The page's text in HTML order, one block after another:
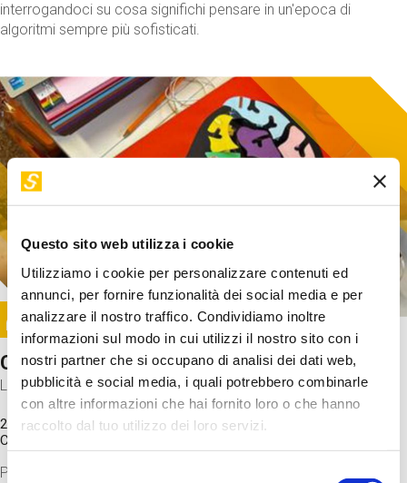
Questo sito web utilizza i cookie
Utilizziamo i cookie per personalizzare contenuti ed
annunci, per fornire funzionalità dei social media e per
analizzare il nostro traffico. Condividiamo inoltre
informazioni sul modo in cui utilizzi il nostro sito con i
nostri partner che si occupano di analisi dei dati web,
pubblicità e social media, i quali potrebbero combinarle
con altre informazioni che hai fornito loro o che hanno
raccolto dal tuo utilizzo dei loro servizi.
Selezione
interrogandoci su cosa significhi pensare in un'epoca di
algoritmi sempre più sofisticati.
Image
SUNDAY@STEP
Come funziona il cervello?
Laboratorio
20 Set 2026 / 11:15 - 13:00
Costo
Proveremo a costruire un cervello in cartoncino cercando di